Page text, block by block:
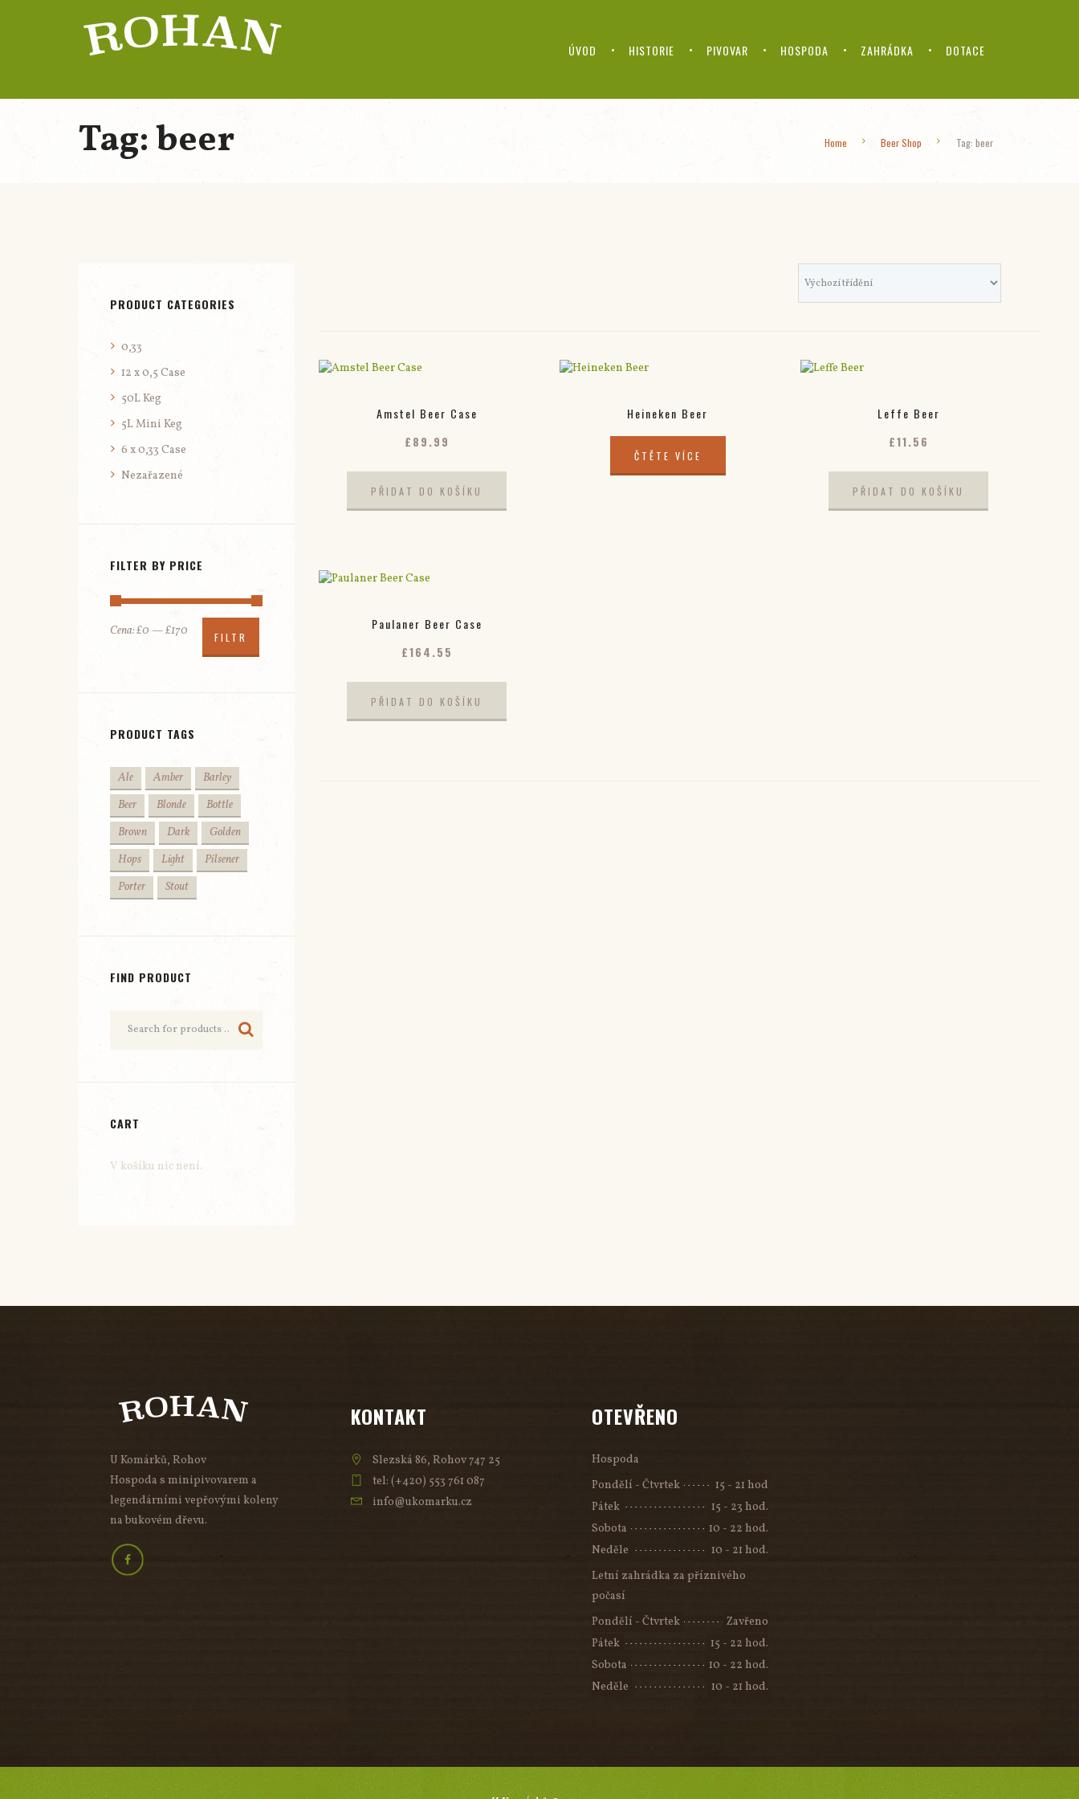
ÚVOD HISTORIE PIVOVAR HOSPODA ZAHRÁDKA DOTACE
Home Beer Shop Tag: beer
Tag: beer
Amstel Beer Case
£89.99
PŘIDAT DO KOŠÍKU
Heineken Beer
ČTĚTE VÍCE
Leffe Beer
£11.56
PŘIDAT DO KOŠÍKU
Paulaner Beer Case
£164.55
PŘIDAT DO KOŠÍKU
PRODUCT CATEGORIES
0,33
12 x 0,5 Case
50L Keg
5L Mini Keg
6 x 0,33 Case
Nezařazené
FILTER BY PRICE
FILTR
Cena:£0 —£170
PRODUCT TAGS
Ale Amber
Barley
Beer
Blonde
Bottle
Brown
Dark
Golden
Hops
Light
Pilsener
Porter
Stout
FIND PRODUCT
CART
V košíku nic není.
U Komárků, Rohov
Hospoda s minipivovarem a
legendárními vepřovými koleny
na bukovém dřevu.
KONTAKT
Slezská 86, Rohov 747 25
tel: (+420) 553 761 087
info@ukomarku.cz
OTEVŘENO
Hospoda
Pondělí - Čtvrtek
15 - 21 hod
Pátek
15 - 23 hod.
Sobota
10 - 22 hod.
Neděle
10 - 21 hod.
Letní zahrádka za příznivého
počasí
Pondělí - Čtvrtek
Zavřeno
Pátek
15 - 22 hod.
Sobota
10 - 22 hod.
Neděle
10 - 21 hod.